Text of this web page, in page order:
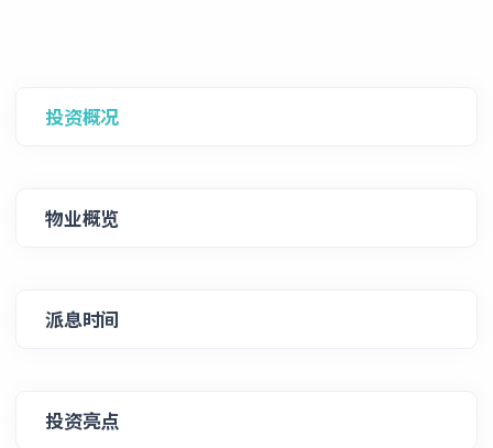
投资概况
物业概览
派息时间
投资亮点